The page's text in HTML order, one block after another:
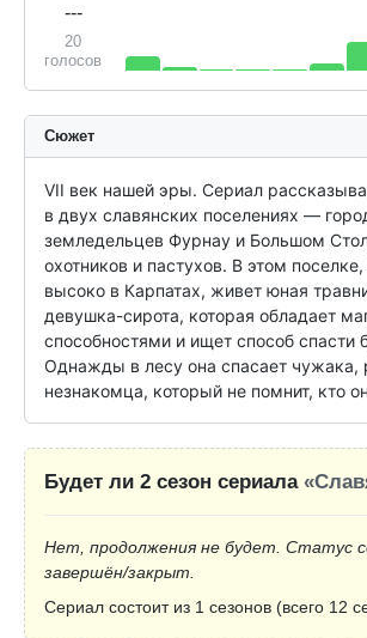
---
20
голосов
Сюжет
VII век нашей эры. Сериал
в двух славянских поселениях —
земледельцев Фурнау и Большом
охотников и пастухов. В этом
высоко в Карпатах, живет юная
девушка-сирота, которая обладает
способностями и ищет способ спасти
Однажды в лесу она спасает чужака,
незнакомца, который не помнит, кто
Будет ли 2 сезон сериала
Нет, продолжения не будет. Статус
завершён/закрыт.
Сериал состоит из 1 сезонов (всего 12